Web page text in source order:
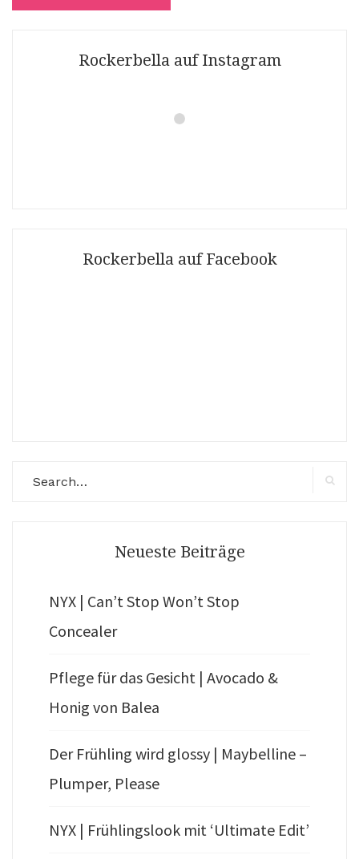
Rockerbella auf Instagram
Rockerbella auf Facebook
Neueste Beiträge
NYX | Can’t Stop Won’t Stop
Concealer
Pflege für das Gesicht | Avocado &
Honig von Balea
Der Frühling wird glossy | Maybelline –
Plumper, Please
NYX | Frühlingslook mit ‘Ultimate Edit’